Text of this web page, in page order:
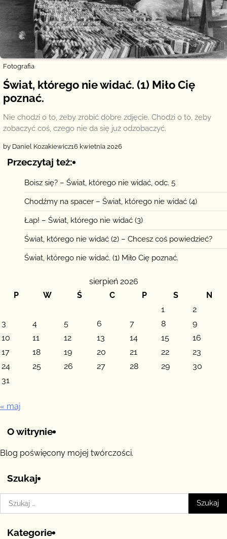
Fotografia
Świat, którego nie widać. (1) Miło Cię
poznać.
Nie chodzi o to, żeby zrobić dobre zdjęcie. Chodzi o to, żeby
zobaczyć coś, czego nie da się już odzobaczyć.
by Daniel Kozakiewicz16 kwietnia 2026
Przeczytaj też:
Boisz się? – Świat, którego nie widać, odc. 5
Chodźmy na spacer – Świat, którego nie widać (4)
Łap! – Świat, którego nie widać (3)
Świat, którego nie widać (2) – Chcesz coś powiedzieć?
Świat, którego nie widać. (1) Miło Cię poznać.
sierpień 2026
P
W Ś C P S
N
1
2
3
4 5 6 7 8
9
10
11 12 13 14 15
16
17
18 19 20 21 22
23
24
25 26 27 28 29
30
31
« maj
O witrynie
Blog poświęcony mojej twórczości.
Szukaj
Szukaj:
Kategorie